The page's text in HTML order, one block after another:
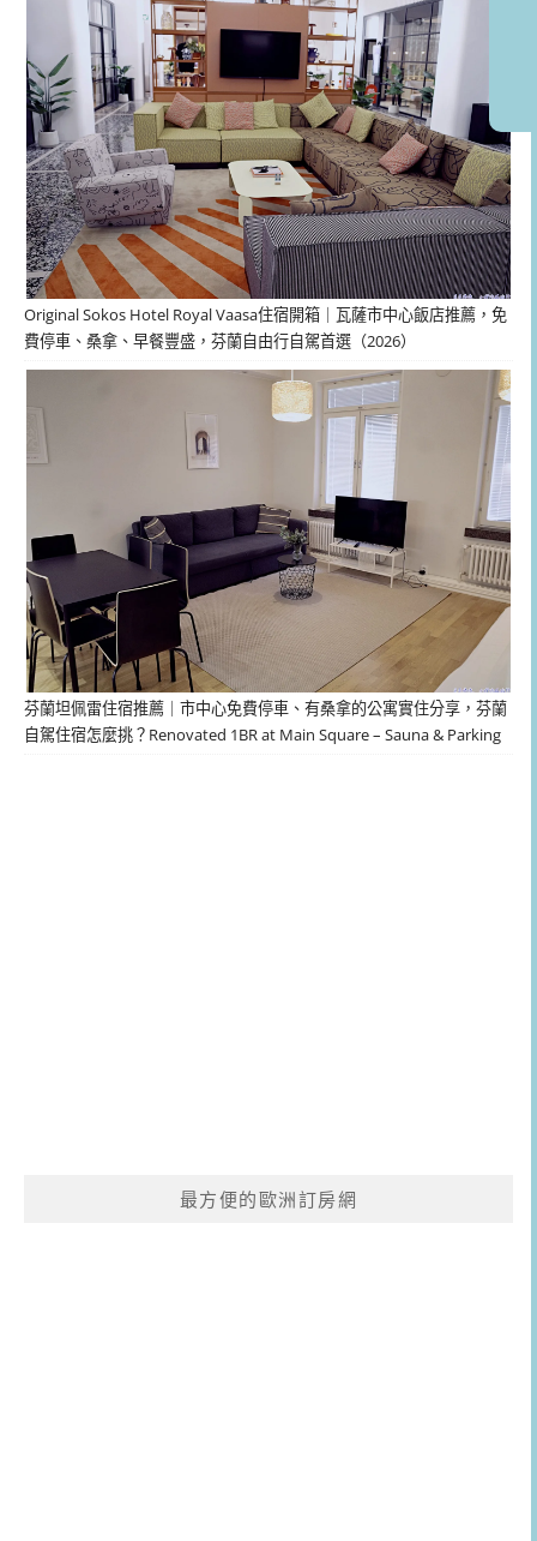
Original Sokos Hotel Royal Vaasa住宿開箱｜瓦薩市中心飯店推薦，免
費停車、桑拿、早餐豐盛，芬蘭自由行自駕首選（2026）
芬蘭坦佩雷住宿推薦｜市中心免費停車、有桑拿的公寓實住分享，芬蘭
自駕住宿怎麼挑？Renovated 1BR at Main Square – Sauna & Parking
最方便的歐洲訂房網